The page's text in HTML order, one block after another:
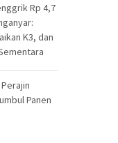
Rp 4,7
K3, dan
Panen